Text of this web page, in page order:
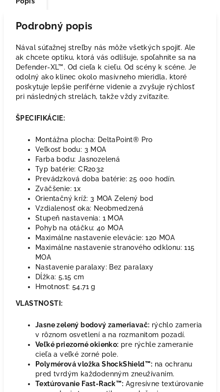
Podrobný popis
Nával súťažnej streľby nás môže všetkých spojiť. Ale
ak chcete optiku, ktorá vás odlišuje, spoľahnite sa na
Defender-XL™. Od cieľa k cieľu. Od scény k scéne. Je
odolný ako klinec okolo masívneho mieridla, ktoré
poskytuje lepšie periférne videnie a zvyšuje rýchlosť
pri následných strelách, takže vždy zvíťazíte.
ŠPECIFIKÁCIE:
Montážna plocha: DeltaPoint® Pro
Veľkosť bodu: 3 MOA
Farba bodu: Jasnozelená
Typ batérie: CR2032
Prevádzková doba batérie: 25 000 hodín.
Zväčšenie: 1x
Orientačný kríž: 3 MOA Zelený bod
Vzdialenosť oka: Neobmedzená
Stupeň nastavenia: 1 MOA
Pohyb na otáčku: 40 MOA
Maximálne nastavenie elevácie: 120 MOA
Maximálne nastavenie stranového odklonu: 115
MOA
Nastavenie paralaxy: Bez paralaxy
Dĺžka: 5,15 cm
Hmotnosť:54,71 g
VLASTNOSTI:
Jasne zelený bodový zameriavač: rýchlo zameria
v rôznom osvetlení a na rozmanitom pozadí.
Veľké priezorné okienko: pre rýchle zameranie
cieľa a veľké zorné pole.
Polymérová vložka ShockShield™: na ochranu
pred tvrdým každodenným zneužívaním.
Textúrovanie Fast-Rack™: Agresívne textúrovanie